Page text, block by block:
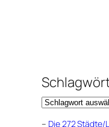
– Die 272 Städte/